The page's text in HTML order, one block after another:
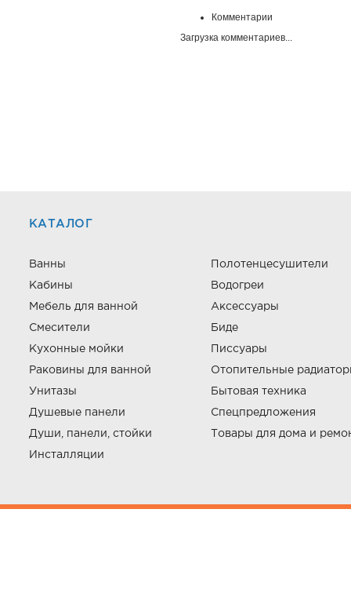
Комментарии
Загрузка комментариев...
КАТАЛОГ
Ванны
Кабины
Мебель для ванной
Смесители
Кухонные мойки
Раковины для ванной
Унитазы
Душевые панели
Души, панели, стойки
Инсталляции
Полотенцесушители
Водогреи
Аксессуары
Биде
Писсуары
Отопительные
Бытовая техника
Спецпредложения
Товары для дома и